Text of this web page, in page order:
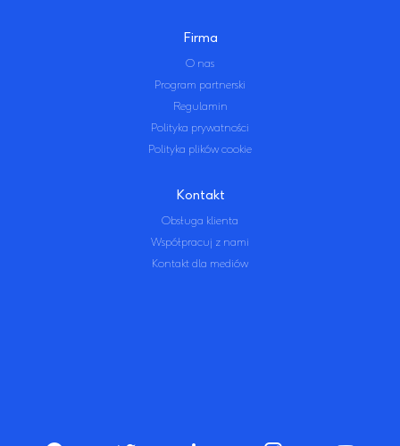
Firma
O nas
Program partnerski
Regulamin
Polityka prywatności
Polityka plików cookie
Kontakt
Obsługa klienta
Współpracuj z nami
Kontakt dla mediów